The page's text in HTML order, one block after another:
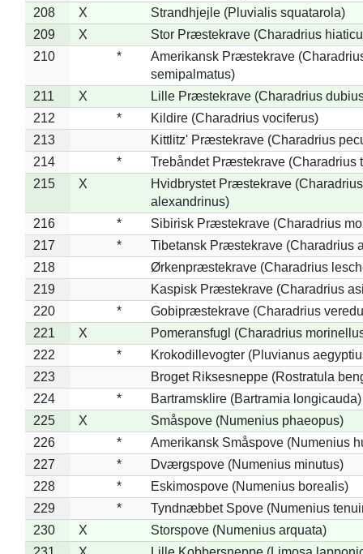
208
X
Strandhjejle (Pluvialis squatarola)
209
X
Stor Præstekrave (Charadrius
210
*
Amerikansk Præstekrave
semipalmatus)
211
X
Lille Præstekrave (Charadrius
212
*
Kildire (Charadrius vociferus)
213
Kittlitz' Præstekrave (Charadrius
214
*
Trebåndet Præstekrave (Charadrius
215
X
Hvidbrystet Præstekrave (Charadrius
alexandrinus)
216
*
Sibirisk Præstekrave (Charadrius
217
*
Tibetansk Præstekrave (Charadrius
218
Ørkenpræstekrave (Charadrius
219
Kaspisk Præstekrave (Charadrius
220
*
Gobipræstekrave (Charadrius
221
X
Pomeransfugl (Charadrius
222
*
Krokodillevogter (Pluvianus
223
Broget Riksesneppe (Rostratula
224
*
Bartramsklire (Bartramia longicauda)
225
X
Småspove (Numenius phaeopus)
226
*
Amerikansk Småspove (Numenius
227
*
Dværgspove (Numenius minutus)
228
*
Eskimospove (Numenius borealis)
229
*
Tyndnæbbet Spove (Numenius
230
X
Storspove (Numenius arquata)